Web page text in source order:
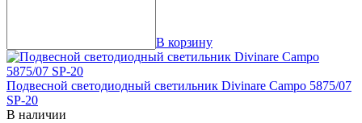
В корзину
Подвесной светодиодный светильник Divinare Campo 5875/07
SP-20
В наличии